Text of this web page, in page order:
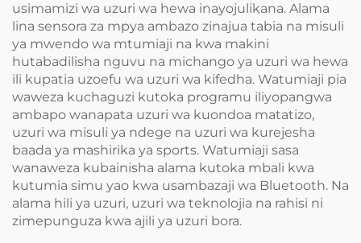
usimamizi wa uzuri wa hewa inayojulikana. Alama
lina sensora za mpya ambazo zinajua tabia na misuli
ya mwendo wa mtumiaji na kwa makini
hutabadilisha nguvu na michango ya uzuri wa hewa
ili kupatia uzoefu wa uzuri wa kifedha. Watumiaji pia
waweza kuchaguzi kutoka programu iliyopangwa
ambapo wanapata uzuri wa kuondoa matatizo,
uzuri wa misuli ya ndege na uzuri wa kurejesha
baada ya mashirika ya sports. Watumiaji sasa
wanaweza kubainisha alama kutoka mbali kwa
kutumia simu yao kwa usambazaji wa Bluetooth. Na
alama hili ya uzuri, uzuri wa teknolojia na rahisi ni
zimepunguza kwa ajili ya uzuri bora.